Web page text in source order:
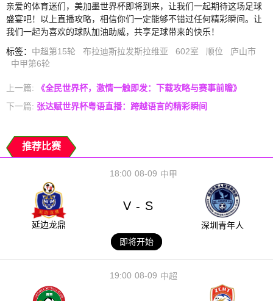
亲爱的体育迷们，美加墨世界杯即将到来，让我们一起期待这场足球
盛宴吧！以上直播攻略，相信你们一定能够不错过任何精彩瞬间。让
我们一起为喜欢的球队加油助威，共享足球带来的快乐！
标签： 中超第15轮 布拉迪斯拉发斯拉维亚 602室 顺位
庐山市
中甲第6轮
上一篇: 《全民世界杯，激情一触即发：下载攻略与赛事前瞻》
下一篇: 张达赋世界杯粤语直播：跨越语言的精彩瞬间
推荐比赛
08-09
18:00 中甲
延边龙鼎
V - S
深圳青年人
即将开始
08-09
19:00 中超